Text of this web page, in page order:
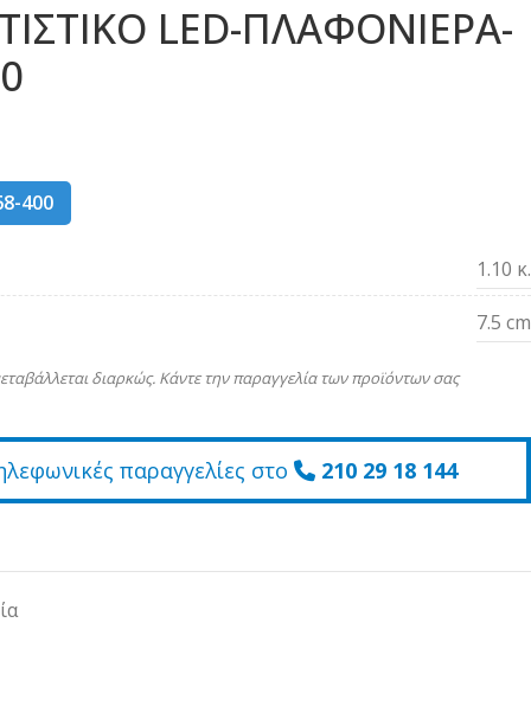
LED-ΠΛΑΦΟΝΙΕΡΑ-
400
1.10 κ.
7.5 cm
διαρκώς. Κάντε την παραγγελία των προϊόντων σας
παραγγελίες στο 210 29 18 144